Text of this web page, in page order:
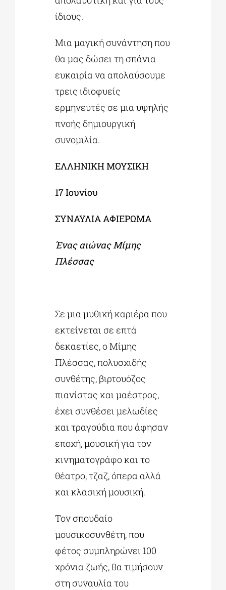
ίδιους.
Μια μαγική συνάντηση που
θα μας δώσει τη σπάνια
ευκαιρία να απολαύσουμε
τρεις ιδιοφυείς
ερμηνευτές σε μια υψηλής
πνοής δημιουργική
συνομιλία.
ΕΛΛΗΝΙΚΗ ΜΟΥΣΙΚΗ
17 Ιουνίου
ΣΥΝΑΥΛΙΑ ΑΦΙΕΡΩΜΑ
Ένας αιώνας Μίμης
Πλέσσας
Σε μια μυθική καριέρα που
εκτείνεται σε επτά
δεκαετίες, ο Μίμης
Πλέσσας, πολυσχιδής
συνθέτης, βιρτουόζος
πιανίστας και μαέστρος,
έχει συνθέσει μελωδίες
και τραγούδια που άφησαν
εποχή, μουσική για τον
κινηματογράφο και το
θέατρο, τζαζ, όπερα αλλά
και κλασική μουσική.
Τον σπουδαίο
μουσικοσυνθέτη, που
φέτος συμπληρώνει 100
χρόνια ζωής, θα τιμήσουν
στη συναυλία του